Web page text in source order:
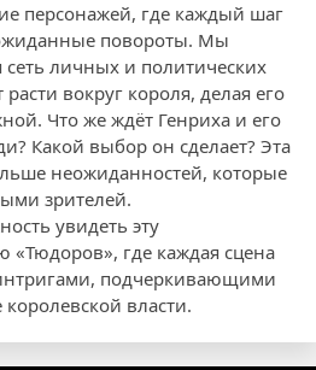
персонажей, где каждый шаг
повороты. Мы
сеть личных и политических
вокруг короля, делая его
Что же ждёт Генриха и его
Какой выбор он сделает? Эта
неожиданностей, которые
зрителей.
увидеть эту
где каждая сцена
подчеркивающими
власти.